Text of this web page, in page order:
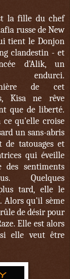
la fille du chef
russe de New
tient le Donjon
clandestin - et
d'Alik, un
endurci.
de cet
Kisa ne rêve
que de liberté.
ce qu'elle croise
un sans-abris
de tatouages et
qui éveille
des sentiments
Quelques
tard, elle le
Alors qu'il sème
de désir pour
Elle est alors
elle veut être